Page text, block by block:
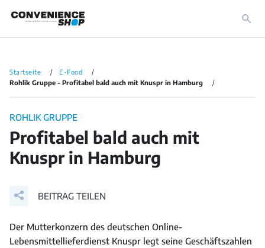
Startseite
E-Food
Rohlik Gruppe - Profitabel bald auch mit Knuspr in Hamburg
ROHLIK GRUPPE
Profitabel bald auch mit
Knuspr in Hamburg
BEITRAG TEILEN
Der Mutterkonzern des deutschen Online-
Lebensmittellieferdienst Knuspr legt seine Geschäftszahlen